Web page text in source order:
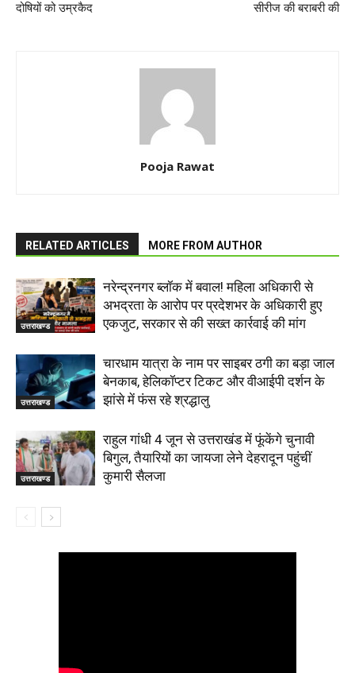
दोषियों को उम्रकैद
सीरीज की बराबरी की
Pooja Rawat
RELATED ARTICLES MORE FROM AUTHOR
उत्तराखण्ड
नरेन्द्रनगर ब्लॉक में बवाल! महिला अधिकारी से
अभद्रता के आरोप पर प्रदेशभर के अधिकारी हुए
एकजुट, सरकार से की सख्त कार्रवाई की मांग
उत्तराखण्ड
चारधाम यात्रा के नाम पर साइबर ठगी का बड़ा जाल
बेनकाब, हेलिकॉप्टर टिकट और वीआईपी दर्शन के
झांसे में फंस रहे श्रद्धालु
उत्तराखण्ड
राहुल गांधी 4 जून से उत्तराखंड में फूंकेंगे चुनावी
बिगुल, तैयारियों का जायजा लेने देहरादून पहुंचीं
कुमारी सैलजा